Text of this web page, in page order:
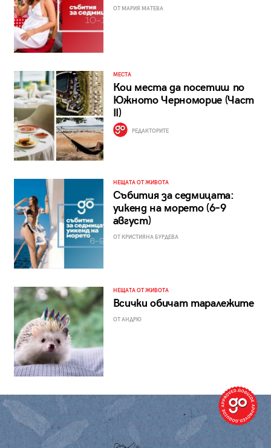
ОТ МАРИЯ МАТЕВА
МЕСТА
Кои места да посетиш по
Южното Черноморие (Част
II)
РЕДАКТОРИТЕ
НЕЩАТА ОТ ЖИВОТА
Събития за седмицата:
уикенд на морето (6–9
август)
ОТ КРИСТИЯНА БУРДЕВА
НЕЩАТА ОТ ЖИВОТА
Всички обичат таралежите
ОТ АНДРЮ